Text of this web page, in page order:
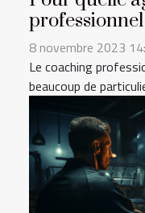
8 novembre 2023
Le coaching
beaucoup de